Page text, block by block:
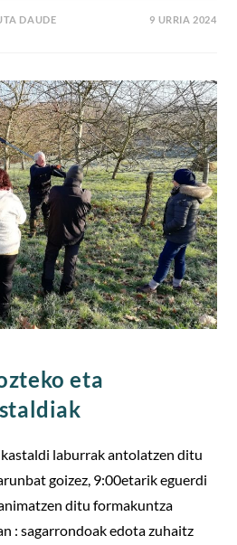
DAUDE 9 URRIA 2024
eta
laburrak antolatzen ditu
goizez, 9:00etarik eguerdi
ditu formakuntza
: sagarrondoak edota zuhaitz